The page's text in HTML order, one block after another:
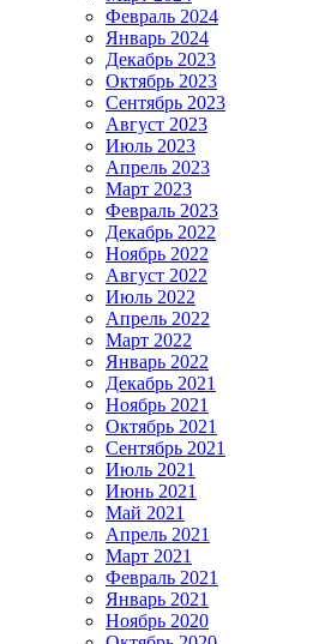
Февраль 2024
Январь 2024
Декабрь 2023
Октябрь 2023
Сентябрь 2023
Август 2023
Июль 2023
Апрель 2023
Март 2023
Февраль 2023
Декабрь 2022
Ноябрь 2022
Август 2022
Июль 2022
Апрель 2022
Март 2022
Январь 2022
Декабрь 2021
Ноябрь 2021
Октябрь 2021
Сентябрь 2021
Июль 2021
Июнь 2021
Май 2021
Апрель 2021
Март 2021
Февраль 2021
Январь 2021
Ноябрь 2020